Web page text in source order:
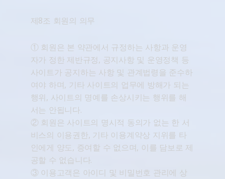
제8조 회원의 의무
① 회원은 본 약관에서 규정하는 사항과 운영
자가 정한 제반규정, 공지사항 및 운영정책 등
사이트가 공지하는 사항 및 관계법령을 준수하
여야 하며, 기타 사이트의 업무에 방해가 되는
행위, 사이트의 명예를 손상시키는 행위를 해
서는 안됩니다.
② 회원은 사이트의 명시적 동의가 없는 한 서
비스의 이용권한, 기타 이용계약상 지위를 타
인에게 양도, 증여할 수 없으며, 이를 담보로 제
공할 수 없습니다.
③ 이용고객은 아이디 및 비밀번호 관리에 상